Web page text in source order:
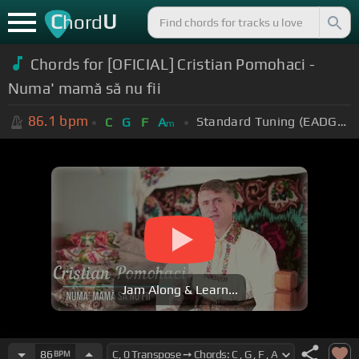
ChordU
Chords for [OFICIAL] Cristian Pomohaci -
Numa' mamă să nu fii
86.1 bpm C G F Am Standard Tuning (EADGBE)
Jam Along & Learn...
86 BPM